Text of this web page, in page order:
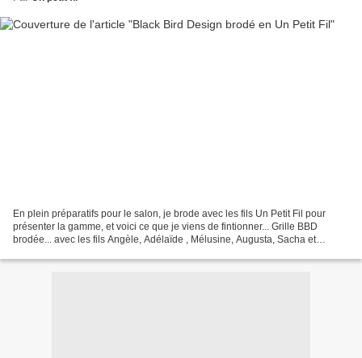
En plein préparatifs pour le salon, je brode avec les fils Un Petit Fil pour
présenter la gamme, et voici ce que je viens de fintionner... Grille BBD
brodée... avec les fils Angèle, Adélaïde , Mélusine, Augusta, Sacha et